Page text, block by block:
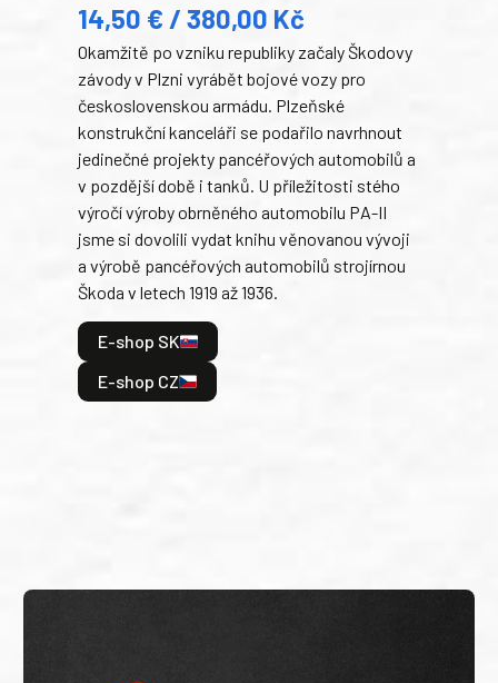
14,50 € / 380,00 Kč
Okamžitě po vzniku republiky začaly Škodovy
závody v Plzni vyrábět bojové vozy pro
československou armádu. Plzeňské
konstrukční kanceláři se podařilo navrhnout
jedinečné projekty pancéřových automobilů a
v pozdější době i tanků. U příležitosti stého
výročí výroby obrněného automobilu PA-II
jsme si dovolili vydat knihu věnovanou vývoji
a výrobě pancéřových automobilů strojírnou
Škoda v letech 1919 až 1936.
E-shop SK
E-shop CZ